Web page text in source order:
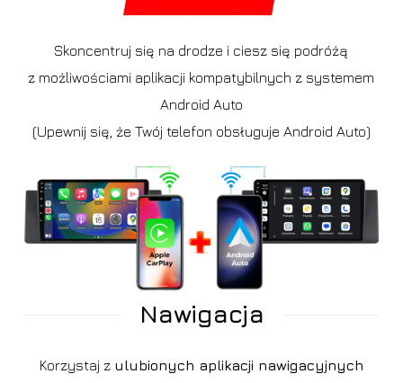
Skoncentruj się na drodze i ciesz się podróżą
z możliwościami aplikacji kompatybilnych z systemem
Android Auto
(Upewnij się, że Twój telefon obsługuje Android Auto)
Nawigacja
Korzystaj z ulubionych aplikacji nawigacyjnych